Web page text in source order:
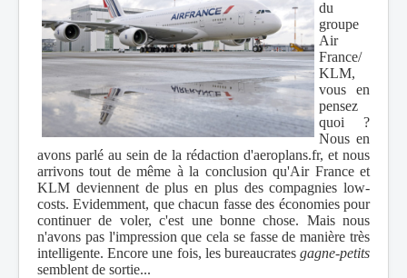
du
groupe
Air
France/
KLM,
vous en
pensez
quoi ?
Nous en
avons parlé au sein de la rédaction d'aeroplans.fr, et nous
arrivons tout de même à la conclusion qu'Air France et
KLM deviennent de plus en plus des compagnies low-
costs. Evidemment, que chacun fasse des économies pour
continuer de voler, c'est une bonne chose. Mais nous
n'avons pas l'impression que cela se fasse de manière très
intelligente. Encore une fois, les bureaucrates gagne-petits
semblent de sortie...